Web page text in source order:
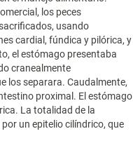
los peces
usando
cardial, fúndica y pilórica, y
el estómago presentaba
cranealmente
los separara. Caudalmente,
proximal. El estómago
La totalidad de la
un epitelio cilíndrico, que